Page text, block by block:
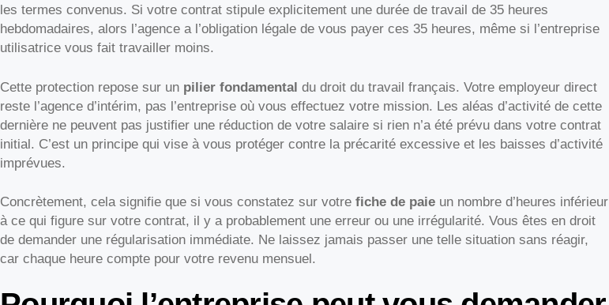
les termes convenus. Si votre contrat stipule explicitement une durée de travail de 35 heures
hebdomadaires, alors l’agence a l’obligation légale de vous payer ces 35 heures, même si l’entreprise
utilisatrice vous fait travailler moins.
Cette protection repose sur un pilier fondamental du droit du travail français. Votre employeur direct
reste l’agence d’intérim, pas l’entreprise où vous effectuez votre mission. Les aléas d’activité de cette
dernière ne peuvent pas justifier une réduction de votre salaire si rien n’a été prévu dans votre contrat
initial. C’est un principe qui vise à vous protéger contre la précarité excessive et les baisses d’activité
imprévues.
Concrètement, cela signifie que si vous constatez sur votre fiche de paie un nombre d’heures inférieur
à ce qui figure sur votre contrat, il y a probablement une erreur ou une irrégularité. Vous êtes en droit
de demander une régularisation immédiate. Ne laissez jamais passer une telle situation sans réagir,
car chaque heure compte pour votre revenu mensuel.